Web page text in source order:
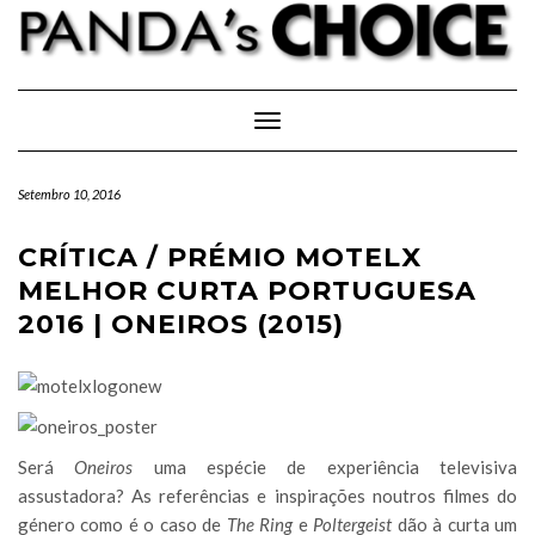
Skip
content
Toggle Navigation
Setembro 10, 2016
CRÍTICA / PRÉMIO MOTELX
MELHOR CURTA PORTUGUESA
2016 | ONEIROS (2015)
SeráOneiros uma espécie de experiência televisiva
assustadora? As referências e inspirações noutros filmes do
género como é o caso de The Ring e Poltergeistdão à curta um